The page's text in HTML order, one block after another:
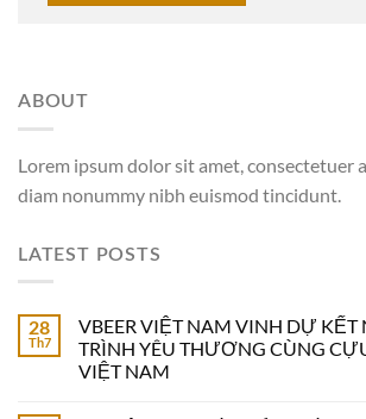
ABOUT
Lorem ipsum dolor sit amet, consectetuer
diam nonummy nibh euismod tincidunt.
LATEST POSTS
28
Th7
VBEER VIỆT NAM VINH DỰ KẾT
TRÌNH YÊU THƯƠNG CÙNG
VIỆT NAM